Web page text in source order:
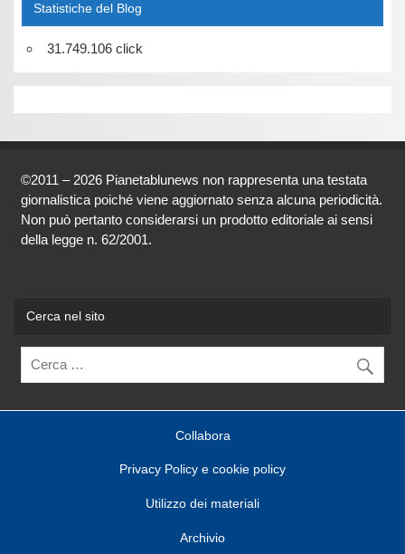
Statistiche del Blog
31.749.106 click
©2011 – 2026 Pianetablunews non rappresenta una testata
giornalistica poiché viene aggiornato senza alcuna periodicità.
Non può pertanto considerarsi un prodotto editoriale ai sensi
della legge n. 62/2001.
Cerca nel sito
Collabora
Privacy Policy e cookie policy
Utilizzo dei materiali
Archivio